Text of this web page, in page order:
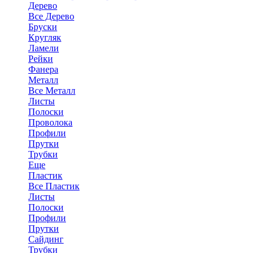
Дерево
Все Дерево
Бруски
Кругляк
Ламели
Рейки
Фанера
Металл
Все Металл
Листы
Полоски
Проволока
Профили
Прутки
Трубки
Еще
Пластик
Все Пластик
Листы
Полоски
Профили
Прутки
Сайдинг
Трубки